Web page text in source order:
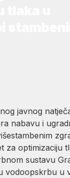
javnog
nabavu i
za optimizaciju
sustavu
vodoopskrbu u